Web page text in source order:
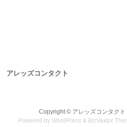
アレッズコンタクト
Copyright © アレッズコンタクト
Powered byWordPress & BizVektor